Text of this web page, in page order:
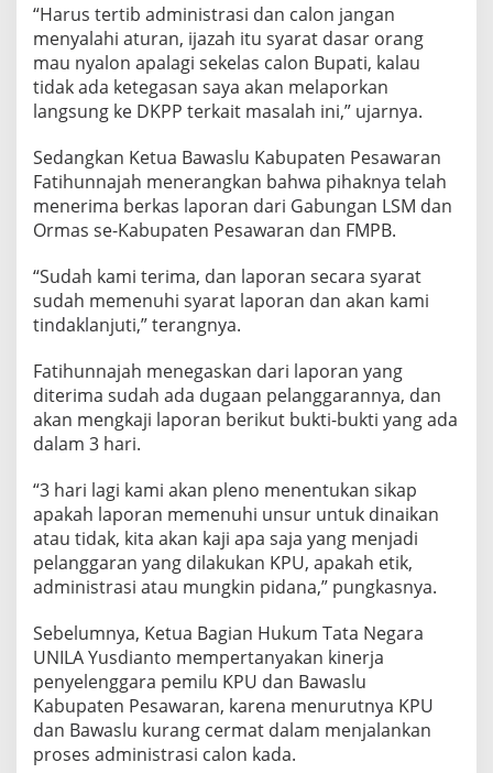
“Harus tertib administrasi dan calon jangan
menyalahi aturan, ijazah itu syarat dasar orang
mau nyalon apalagi sekelas calon Bupati, kalau
tidak ada ketegasan saya akan melaporkan
langsung ke DKPP terkait masalah ini,” ujarnya.
Sedangkan Ketua Bawaslu Kabupaten Pesawaran
Fatihunnajah menerangkan bahwa pihaknya telah
menerima berkas laporan dari Gabungan LSM dan
Ormas se-Kabupaten Pesawaran dan FMPB.
“Sudah kami terima, dan laporan secara syarat
sudah memenuhi syarat laporan dan akan kami
tindaklanjuti,” terangnya.
Fatihunnajah menegaskan dari laporan yang
diterima sudah ada dugaan pelanggarannya, dan
akan mengkaji laporan berikut bukti-bukti yang ada
dalam 3 hari.
“3 hari lagi kami akan pleno menentukan sikap
apakah laporan memenuhi unsur untuk dinaikan
atau tidak, kita akan kaji apa saja yang menjadi
pelanggaran yang dilakukan KPU, apakah etik,
administrasi atau mungkin pidana,” pungkasnya.
Sebelumnya, Ketua Bagian Hukum Tata Negara
UNILA Yusdianto mempertanyakan kinerja
penyelenggara pemilu KPU dan Bawaslu
Kabupaten Pesawaran, karena menurutnya KPU
dan Bawaslu kurang cermat dalam menjalankan
proses administrasi calon kada.